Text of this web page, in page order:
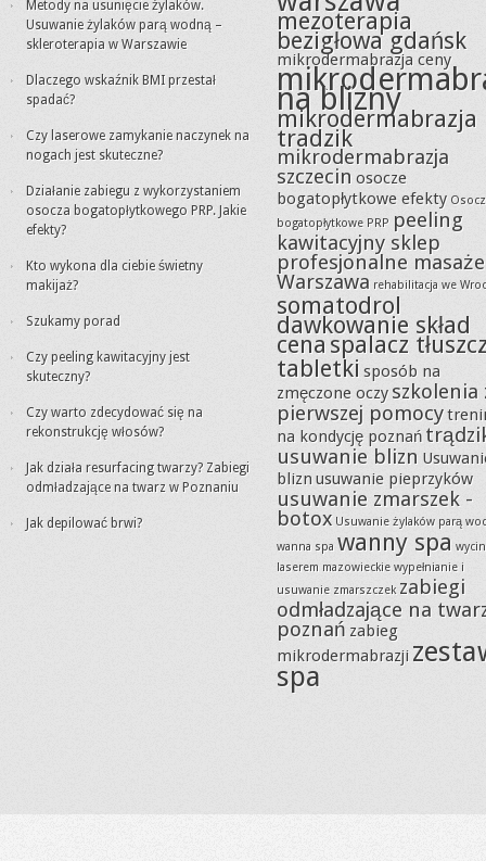
Metody na usunięcie żylaków.
Usuwanie żylaków parą wodną –
skleroterapia w Warszawie
Dlaczego wskaźnik BMI przestał
spadać?
Czy laserowe zamykanie naczynek na
nogach jest skuteczne?
Działanie zabiegu z wykorzystaniem
osocza bogatopłytkowego PRP. Jakie
efekty?
Kto wykona dla ciebie świetny
makijaż?
Szukamy porad
Czy peeling kawitacyjny jest
skuteczny?
Czy warto zdecydować się na
rekonstrukcję włosów?
Jak działa resurfacing twarzy? Zabiegi
odmładzające na twarz w Poznaniu
Jak depilować brwi?
mezoterapia
bezigłowa gdańsk
mikrodermabrazja ceny
na blizny
mikrodermabrazja
tradzik
mikrodermabrazja
szczecin osocze
bogatopłytkowe efekty
bogatopłytkowe PRP peeling
kawitacyjny sklep
profesjonalne masaże
Warszawa rehabilitacja we
somatodrol
dawkowanie skład
cenaspalacz
tabletki sposób na
zmęczone oczy szkolenia
pierwszej pomocy
na kondycję poznań
usuwanie blizn
blizn usuwanie pieprzyków
usuwanie zmarszek -
botox Usuwanie żylaków parą
wanna spa wanny spa
laserem mazowieckie wypełnianie i
usuwanie zmarszczek zabiegi
odmładzające na
poznań zabieg
mikrodermabrazji
spa